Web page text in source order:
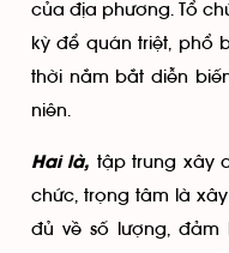
của địa phương. Tổ
kỳ để quán triệt, phổ
thời nắm bắt diễn
niên.
Hai là, tập trung xây
chức, trọng tâm là
đủ về số lượng, đảm